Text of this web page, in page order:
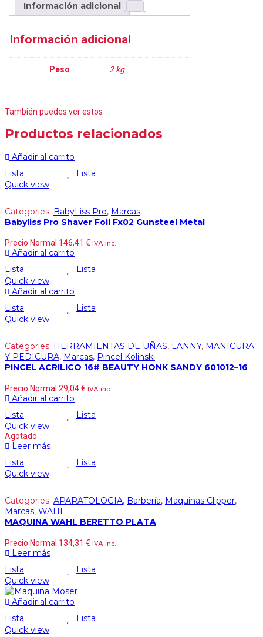
Información adicional
Información adicional
Peso 2 kg
También puedes ver estos
Productos relacionados
Añadir al carrito
Lista
Lista
Quick view
Categories: BabyLiss Pro, Marcas
Babyliss Pro Shaver Foil Fx02 Gunsteel Metal
Precio Normal 146,41 € IVA inc.
Añadir al carrito
Lista
Lista
Quick view
Añadir al carrito
Lista
Lista
Quick view
Categories: HERRAMIENTAS DE UÑAS, LANNY, MANICURA
Y PEDICURA, Marcas, Pincel Kolinski
PINCEL ACRILICO 16# BEAUTY HONK SANDY 601012–16
Precio Normal 29,04€ IVA inc.
Añadir al carrito
Lista
Lista
Quick view
Agotado
Leer más
Lista
Lista
Quick view
Categories: APARATOLOGIA, Barbería, Maquinas Clipper,
Marcas, WAHL
MAQUINA WAHL BERETTO PLATA
Precio Normal 134,31 € IVA inc.
Leer más
Lista
Lista
Quick view
Añadir al carrito
Lista
Lista
Quick view